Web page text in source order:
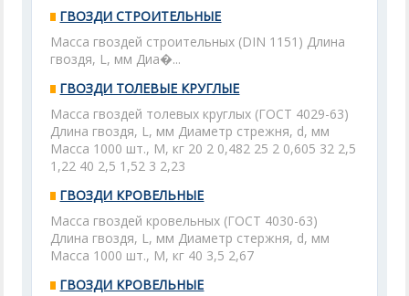
ГВОЗДИ СТРОИТЕЛЬНЫЕ
Масса гвоздей строительных (DIN 1151) Длина
гвоздя, L, мм Диа�...
ГВОЗДИ ТОЛЕВЫЕ КРУГЛЫЕ
Масса гвоздей толевых круглых (ГОСТ 4029-63)
Длина гвоздя, L, мм Диаметр стрежня, d, мм
Масса 1000 шт., М, кг 20 2 0,482 25 2 0,605 32 2,5
1,22 40 2,5 1,52 3 2,23
ГВОЗДИ КРОВЕЛЬНЫЕ
Масса гвоздей кровельных (ГОСТ 4030-63)
Длина гвоздя, L, мм Диаметр стержня, d, мм
Масса 1000 шт., М, кг 40 3,5 2,67
ГВОЗДИ КРОВЕЛЬНЫЕ